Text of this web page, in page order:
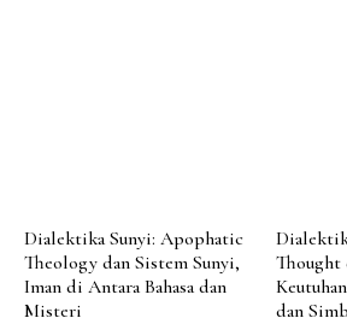
Dialektika Sunyi: Apophatic
Theology dan Sistem Sunyi,
Iman di Antara Bahasa dan
Misteri
Thought
dan